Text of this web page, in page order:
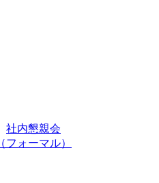
社内懇親会
（フォーマル）